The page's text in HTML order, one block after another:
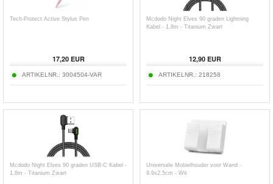
Tech-Protect Active Stylus Pen
17,20EUR
ARTIKELNR.: 3004504-VAR
Mcdodo Night Elves 90 graden Lightning
Kabel - 1.8m - Titanium Zwart
12,90EUR
ARTIKELNR.: 218258
Mcdodo Night Elves 90 graden USB-C Kabel -
1.8m - Titanium Zwart
Universele Mobielhouder voor Wand -
9.9x2.5cm - Wit